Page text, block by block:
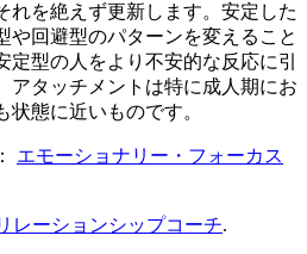
れを絶えず更新します。安定した
や回避型のパターンを変えること
定型の人をより不安的な反応に引
アタッチメントは特に成人期にお
態に近いものです。
エモーショナリー・フォーカス
レーションシップコーチ.